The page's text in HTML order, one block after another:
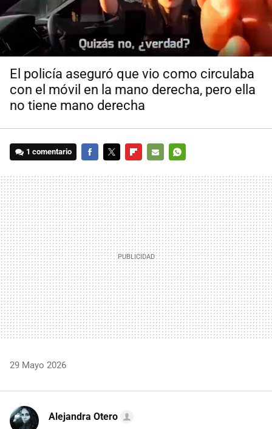
El policía aseguró que vio como circulaba
con el móvil en la mano derecha, pero ella
no tiene mano derecha
1 comentario
MAIL
29 Mayo 2026
Alejandra Otero